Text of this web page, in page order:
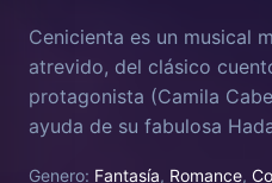
Cenicienta es un musical
atrevido, del clásico
protagonista (Camila
ayuda de su fabulosa
Genero: Fantasía, Romance,